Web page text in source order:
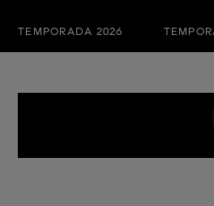
TEMPORADA 2026